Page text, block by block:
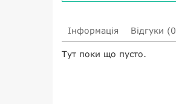
Інформація Відгуки
Тут поки що пусто.